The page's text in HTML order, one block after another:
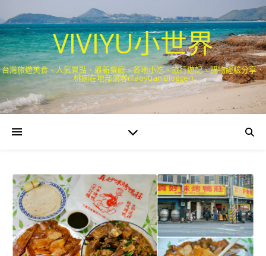
VIVIYU小世界
台灣旅遊美食、人氣景點、最新餐廳、各地小吃、旅行遊記、購物經驗分享．
桃園在地部落客(Taoyuan Blogger)